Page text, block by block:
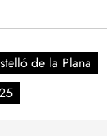
de la Plana